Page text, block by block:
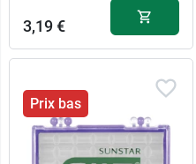
Vert 38,49 €
3,19 €
Prix bas